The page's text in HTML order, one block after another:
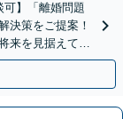
可】「離婚問題
決策をご提案！
来を見据えて丁
対応」